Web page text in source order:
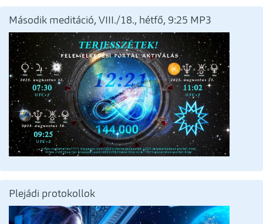
Második meditáció, VIII./18., hétfő, 9:25 MP3
Plejádi protokollok